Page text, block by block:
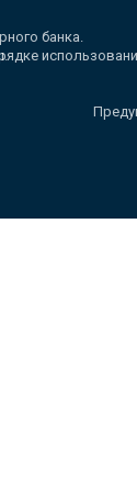
банка.